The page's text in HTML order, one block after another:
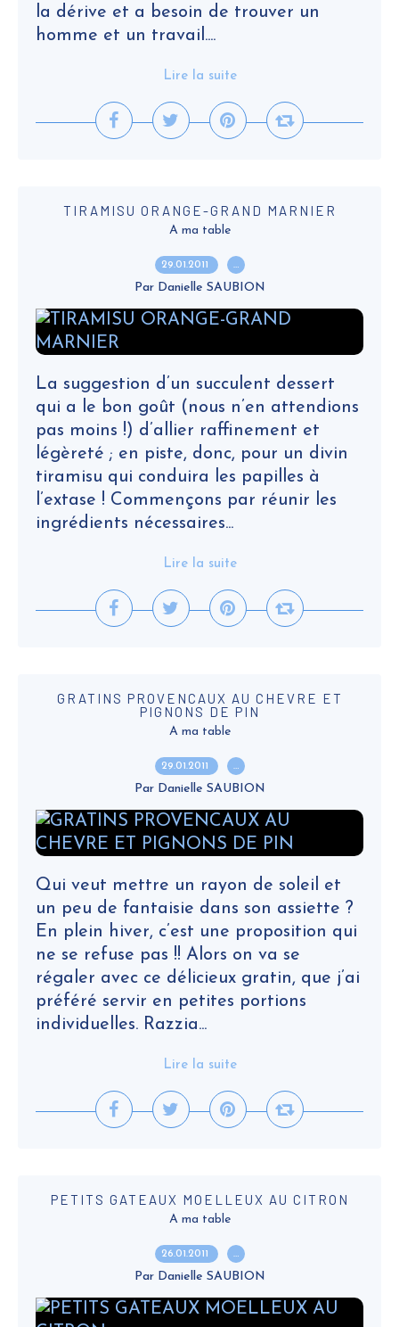
la dérive et a besoin de trouver un
homme et un travail....
Lire la suite
TIRAMISU ORANGE-GRAND MARNIER
A ma table
29.01.2011 …
Par Danielle SAUBION
La suggestion d’un succulent dessert
qui a le bon goût (nous n’en attendions
pas moins !) d’allier raffinement et
légèreté ; en piste, donc, pour un divin
tiramisu qui conduira les papilles à
l’extase ! Commençons par réunir les
ingrédients nécessaires...
Lire la suite
GRATINS PROVENCAUX AU CHEVRE ET
PIGNONS DE PIN
A ma table
29.01.2011 …
Par Danielle SAUBION
Qui veut mettre un rayon de soleil et
un peu de fantaisie dans son assiette ?
En plein hiver, c’est une proposition qui
ne se refuse pas !! Alors on va se
régaler avec ce délicieux gratin, que j’ai
préféré servir en petites portions
individuelles. Razzia...
Lire la suite
PETITS GATEAUX MOELLEUX AU CITRON
A ma table
26.01.2011 …
Par Danielle SAUBION